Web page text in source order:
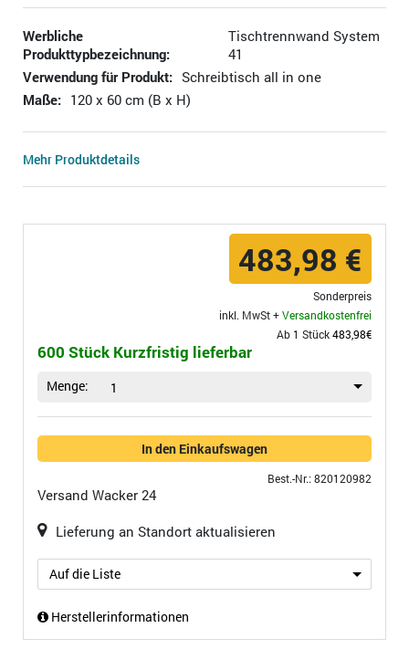
Werbliche
Produkttypbezeichnung:
Tischtrennwand System
41
Verwendung für Produkt: Schreibtisch all in one
Maße: 120 x 60 cm (B x H)
Mehr Produktdetails
483,98 €
Sonderpreis
inkl. MwSt +Versandkostenfrei
Ab 1 Stück483,98€
600 Stück Kurzfristig lieferbar
Menge: 1
In den Einkaufswagen
Best.-Nr.: 820120982
Versand Wacker 24
Lieferung an Standort aktualisieren
Auf die Liste
Herstellerinformationen